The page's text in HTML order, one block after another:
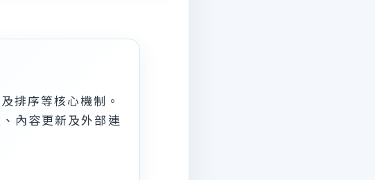
排序等核心機制。
內容更新及外部連